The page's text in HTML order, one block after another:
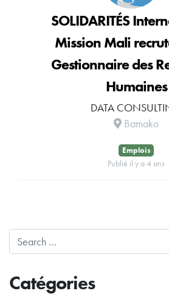
SOLIDARITÉS
Mission Mali
Gestionnaire des
Humaines
DATA
Bamako
Emplois
Publié il y a 4 ans
Catégories